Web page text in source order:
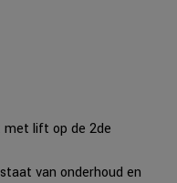
met lift op de 2de
van onderhoud en